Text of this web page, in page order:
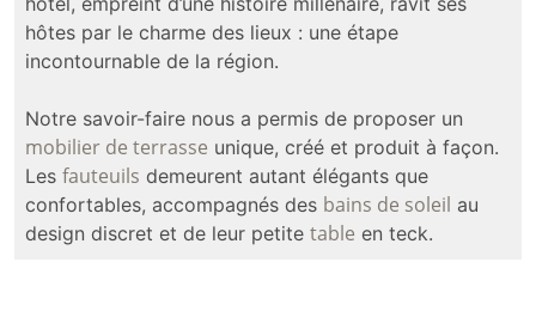
hôtes par le charme des lieux : une étape
incontournable de la région.
Notre savoir-faire nous a permis de proposer un
mobilier de terrasse unique, créé et produit à façon.
Les fauteuils demeurent autant élégants que
confortables, accompagnés des bains de soleil au
design discret et de leur petite table en teck.